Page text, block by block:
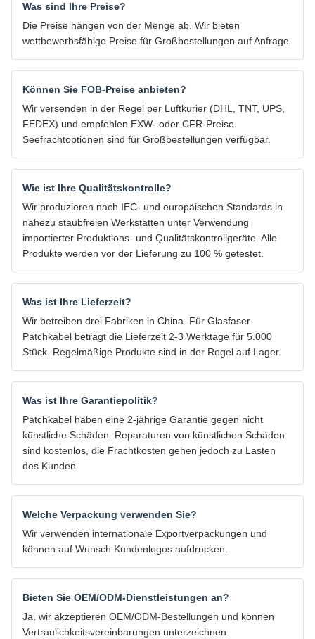
Was sind Ihre Preise?
Die Preise hängen von der Menge ab. Wir bieten
wettbewerbsfähige Preise für Großbestellungen auf Anfrage.
Können Sie FOB-Preise anbieten?
Wir versenden in der Regel per Luftkurier (DHL, TNT, UPS,
FEDEX) und empfehlen EXW- oder CFR-Preise.
Seefrachtoptionen sind für Großbestellungen verfügbar.
Wie ist Ihre Qualitätskontrolle?
Wir produzieren nach IEC- und europäischen Standards in
nahezu staubfreien Werkstätten unter Verwendung
importierter Produktions- und Qualitätskontrollgeräte. Alle
Produkte werden vor der Lieferung zu 100 % getestet.
Was ist Ihre Lieferzeit?
Wir betreiben drei Fabriken in China. Für Glasfaser-
Patchkabel beträgt die Lieferzeit 2-3 Werktage für 5.000
Stück. Regelmäßige Produkte sind in der Regel auf Lager.
Was ist Ihre Garantiepolitik?
Patchkabel haben eine 2-jährige Garantie gegen nicht
künstliche Schäden. Reparaturen von künstlichen Schäden
sind kostenlos, die Frachtkosten gehen jedoch zu Lasten
des Kunden.
Welche Verpackung verwenden Sie?
Wir verwenden internationale Exportverpackungen und
können auf Wunsch Kundenlogos aufdrucken.
Bieten Sie OEM/ODM-Dienstleistungen an?
Ja, wir akzeptieren OEM/ODM-Bestellungen und können
Vertraulichkeitsvereinbarungen unterzeichnen.